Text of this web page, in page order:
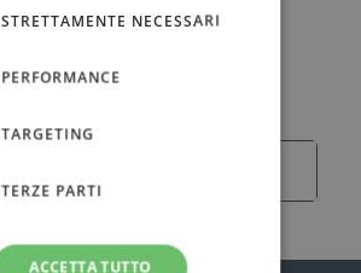
Librerie
STRETTAMENTE NECESSARI
PERFORMANCE
TARGETING
TERZE PARTI
ACCETTA TUTTO